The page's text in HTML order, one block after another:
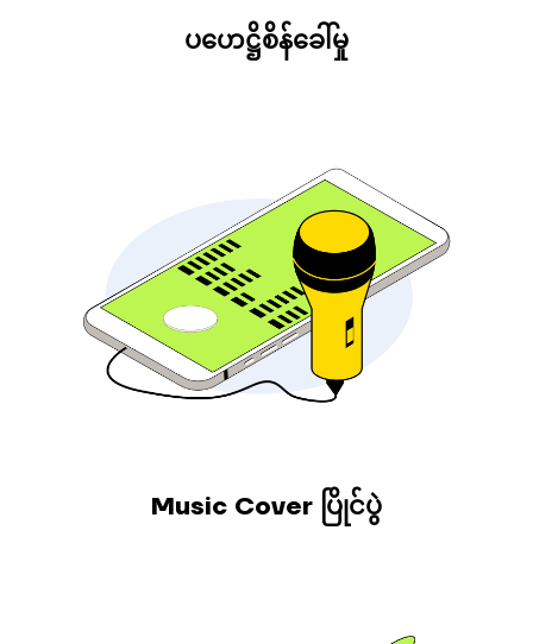
ပဟေဋ္ဌိစိန်ခေါ်မှု
Music Cover ပြိုင်ပွဲ